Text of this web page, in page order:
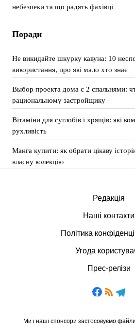
небезпеки та що радять фахівці
Поради
Не викидайте шкурку кавуна: 10
використання, про які мало хто знає
Выбор проекта дома с 2 спальнями:
рациональному застройщику
Вітаміни для суглобів і хрящів: які
рухливість
Манга купити: як обрати цікаву
власну колекцію
Редакція
Наші контакти
Політика
Угода
Прес-релізи
Ми і наші спонсори застосовуємо